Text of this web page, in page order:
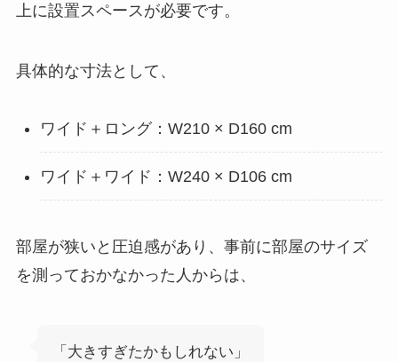
上に設置スペースが必要です。
具体的な寸法として、
ワイド＋ロング：W210 × D160 cm
ワイド＋ワイド：W240 × D106 cm
部屋が狭いと圧迫感があり、事前に部屋のサイズ
を測っておかなかった人からは、
「大きすぎたかもしれない」